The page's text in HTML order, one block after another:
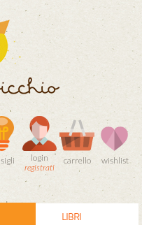
login
registrati
carrello wishlist
LIBRI